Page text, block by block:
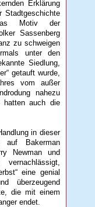
Erklärung
Stadtgeschichte
Motiv der
Sassenberg
zu schweigen
unter den
Siedlung,
getauft wurde,
vom außer
nahezu
hatten auch die
in dieser
auf Bakerman
Newman und
eine genial
überzeugend
die mit einem
endet.